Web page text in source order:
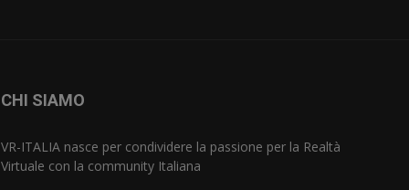
CHI SIAMO
VR-ITALIA nasce per condividere la passione per la Realtà
Virtuale con la community Italiana